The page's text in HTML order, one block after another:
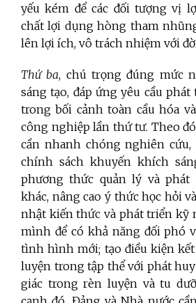
yếu kém để các đối tượng vị
chất lợi dụng hòng tham
lên lợi ích, vô trách nhiệm với
Thứ ba, chú trọng đúng mức
sáng tạo, đáp ứng yêu cầu
trong bối cảnh toàn cầu hóa
công nghiệp lần thứ tư. Theo
cần nhanh chóng nghiên cứu,
chính sách khuyến khích
phương thức quản lý và phát
khác, nâng cao ý thức học hỏi
nhật kiến thức và phát triển kỹ
mình để có khả năng đối phó
tình hình mới; tạo điều kiện
luyện trong tập thể với phát
giác trong rèn luyện và tu